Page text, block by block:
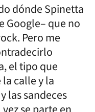
dónde Spinetta
Google– que no
Pero me
el tipo que
calle y la
las sandeces